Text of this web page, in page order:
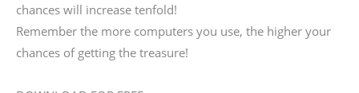
chances will increase tenfold!
Remember the more computers you use, the higher your
chances of getting the treasure!